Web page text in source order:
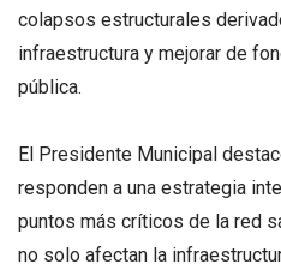
colapsos estructurales
infraestructura y mejorar de
pública.
El Presidente Municipal
responden a una estrategia
puntos más críticos de la red
no solo afectan la